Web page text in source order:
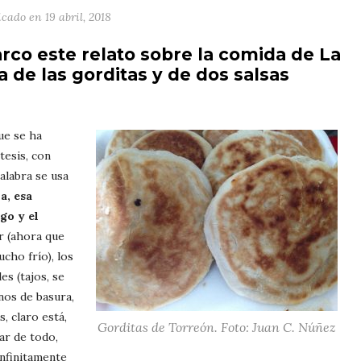
en 19 abril, 2018
este relato sobre la comida de La
de las gorditas y de dos salsas
Gorditas de Torreón. Foto: Juan C. Núñez
se ha
con
se usa
esa
y el
(ahora que
frío), los
(tajos, se
de basura,
claro está,
de todo,